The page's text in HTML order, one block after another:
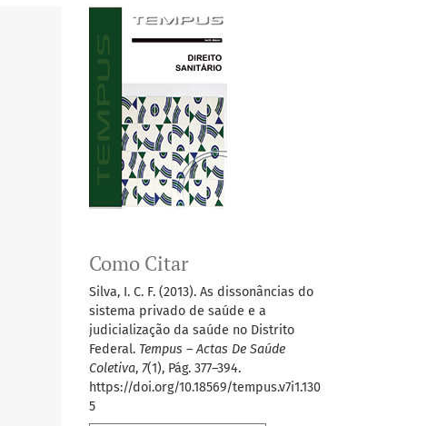
Como Citar
Silva, I. C. F. (2013). As dissonâncias do
sistema privado de saúde e a
judicialização da saúde no Distrito
Federal. Tempus – Actas De Saúde
Coletiva, 7(1), Pág. 377–394.
https://doi.org/10.18569/tempus.v7i1.130
5